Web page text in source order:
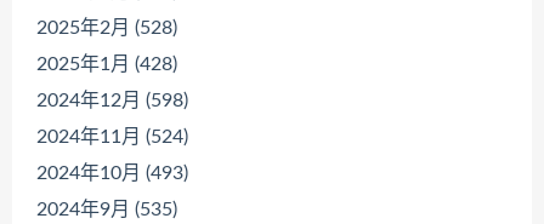
2025年2月 (528)
2025年1月 (428)
2024年12月 (598)
2024年11月 (524)
2024年10月 (493)
2024年9月 (535)